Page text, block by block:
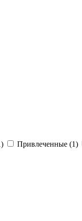
) Привлеченные (1)